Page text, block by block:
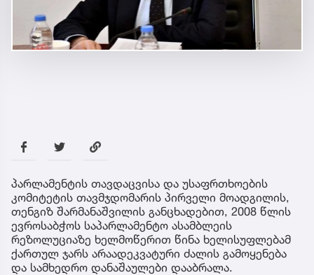
პარლამენტის თავდაცვისა და უსაფრთხოების
კომიტეტის თავმჯდომარის პირველი მოადგილის,
თენგიზ შარმანაშვილის განცხადებით, 2008 წლის
ევროსაბჭოს საპარლამენტო ასამბლეის
რეზოლუციაზე ხელმოწერით წინა ხელისუფლებამ
ქართულ ჯარს არაადეკვატური ძალის გამოყენება
და სამხედრო დანაშაულები დააბრალა.